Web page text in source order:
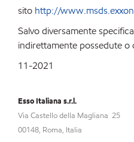
sito http://
Salvo diversamente
indirettamente possedute o
11-2021
Esso Italiana s.r.l.
Via Castello della Magliana 25
00148, Roma, Italia